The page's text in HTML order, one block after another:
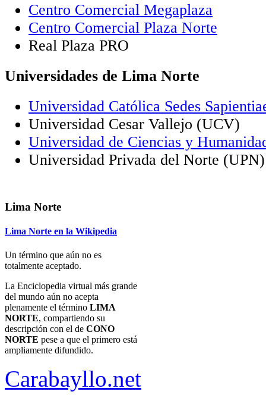
Centro Comercial Megaplaza
Centro Comercial Plaza Norte
Real Plaza PRO
Universidades de Lima Norte
Universidad Católica Sedes
Universidad Cesar Vallejo (UCV)
Universidad de Ciencias y
Universidad Privada del Norte (UPN)
Lima Norte
Lima Norte en la Wikipedia
Un término que aún no es
totalmente aceptado.
La Enciclopedia virtual más grande
del mundo aún no acepta
plenamente el término LIMA
NORTE, compartiendo su
descripción con el de CONO
NORTE pese a que el primero está
ampliamente difundido.
Carabayllo.net